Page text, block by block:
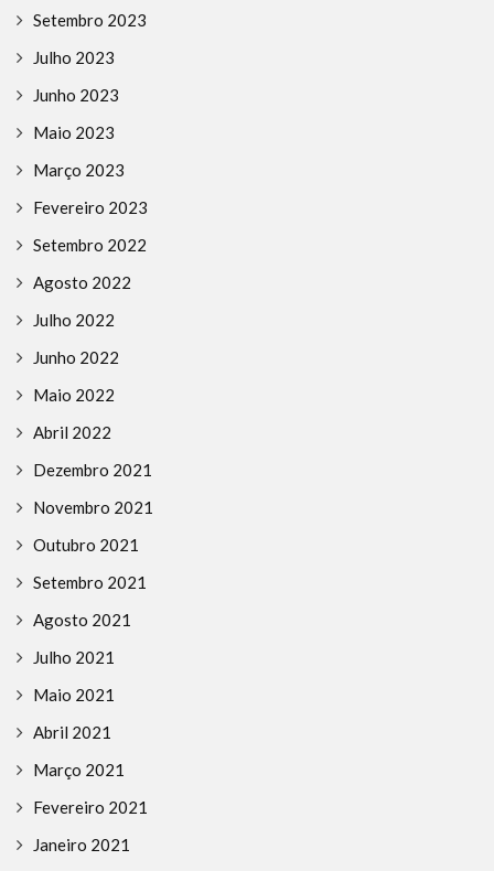
Setembro 2023
Julho 2023
Junho 2023
Maio 2023
Março 2023
Fevereiro 2023
Setembro 2022
Agosto 2022
Julho 2022
Junho 2022
Maio 2022
Abril 2022
Dezembro 2021
Novembro 2021
Outubro 2021
Setembro 2021
Agosto 2021
Julho 2021
Maio 2021
Abril 2021
Março 2021
Fevereiro 2021
Janeiro 2021